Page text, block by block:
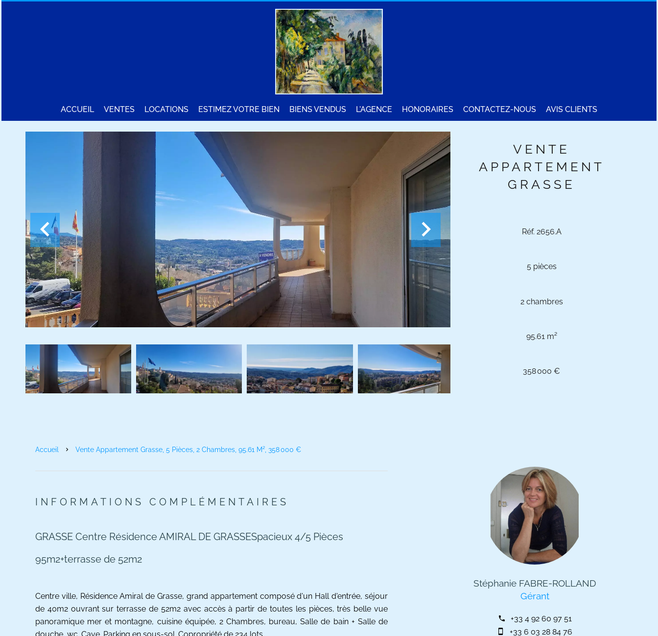
ACCUEIL VENTES LOCATIONS ESTIMEZ VOTRE BIEN BIENS VENDUS L'AGENCE HONORAIRES CONTACTEZ-NOUS AVIS CLIENTS
VENTE
APPARTEMENT
GRASSE
Réf. 2656.A
5 pièces
2 chambres
95.61 m²
358 000 €
Accueil Vente Appartement Grasse, 5 Pièces, 2 Chambres, 95.61 M², 358 000 €
INFORMATIONS COMPLÉMENTAIRES
GRASSE Centre Résidence AMIRAL DE GRASSESpacieux 4/5 Pièces
95m2+terrasse de 52m2
Centre ville, Résidence Amiral de Grasse, grand appartement composé d'un Hall d'entrée, séjour
de 40m2 ouvrant sur terrasse de 52m2 avec accès à partir de toutes les pièces, très belle vue
panoramique mer et montagne, cuisine équipée, 2 Chambres, bureau, Salle de bain + Salle de
Stéphanie FABRE-ROLLAND
Gérant
+33 4 92 60 97 51
+33 6 03 28 84 76